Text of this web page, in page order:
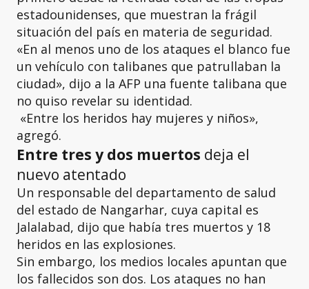
estadounidenses, que muestran la frágil
situación del país en materia de seguridad.
«En al menos uno de los ataques el blanco fue
un vehículo con talibanes que patrullaban la
ciudad», dijo a la AFP una fuente talibana que
no quiso revelar su identidad.
«Entre los heridos hay mujeres y niños»,
agregó.
Entre tres y dos muertos deja el
nuevo atentado
Un responsable del departamento de salud
del estado de Nangarhar, cuya capital es
Jalalabad, dijo que había tres muertos y 18
heridos en las explosiones.
Sin embargo, los medios locales apuntan que
los fallecidos son dos. Los ataques no han